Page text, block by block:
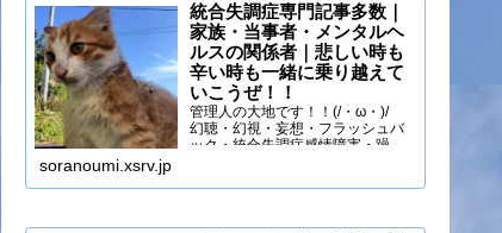
統合失調症専門記事多数｜
家族・当事者・メンタルヘ
ルスの関係者｜悲しい時も
辛い時も一緒に乗り越えて
いこうぜ！！
管理人の大地です！！(/・ω・)/
幻聴・幻視・妄想・フラッシュバ
ック・統合失調症感情障害・躁う
soranoumi.xsrv.jp